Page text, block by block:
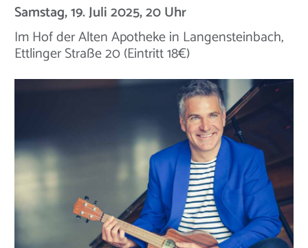
Samstag, 19. Juli 2025, 20 Uhr
Im Hof der Alten Apotheke in Langensteinbach,
Ettlinger Straße 20 (Eintritt 18€)